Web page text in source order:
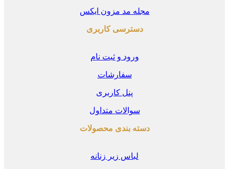
مجله مد مزون ایکس
دسترسی کاربری
ورود و ثبت نام
سفارشات
پنل کاربری
سوالات متداول
دسته بندی محصولات
لباس زیر زنانه